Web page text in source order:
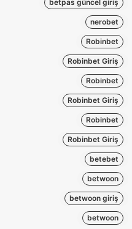
betpas güncel giriş
nerobet
Robinbet
Robinbet Giriş
Robinbet
Robinbet Giriş
Robinbet
Robinbet Giriş
betebet
betwoon
betwoon giriş
betwoon